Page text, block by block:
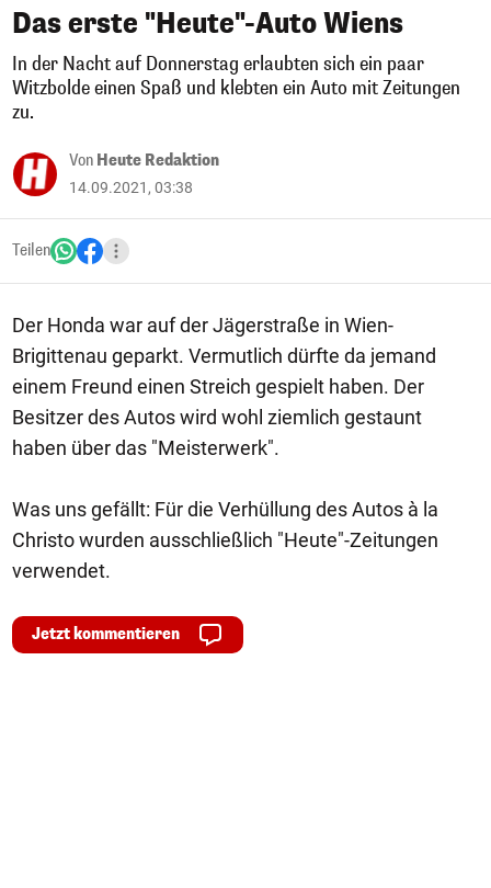
Das erste "Heute"-Auto Wiens
In der Nacht auf Donnerstag erlaubten sich ein paar
Witzbolde einen Spaß und klebten ein Auto mit Zeitungen
zu.
Von Heute Redaktion
14.09.2021, 03:38
Teilen
Der Honda war auf der Jägerstraße in Wien-
Brigittenau geparkt. Vermutlich dürfte da jemand
einem Freund einen Streich gespielt haben. Der
Besitzer des Autos wird wohl ziemlich gestaunt
haben über das "Meisterwerk".
Was uns gefällt: Für die Verhüllung des Autos à la
Christo wurden ausschließlich "Heute"-Zeitungen
verwendet.
Jetzt kommentieren